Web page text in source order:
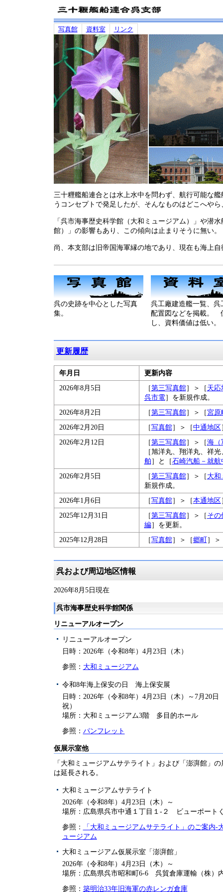
写真館 資料室 リンク
三十糎艦船連合とは水上水中を問わず、航行可能な艦
うコンセプトで発足したが、そんなものはどこへや
「呉市海事歴史科学館（大和ミュージアム）」や潜
館）」の影響もあり、この傾向は止まりそうに無い。
尚、本支部は旧帝国海軍縁の地であり、現在も海上
呉の史跡を中心とした写真
集。
呉工廠建造艦一覧、呉
配置図などを掲載。
し、資料価値は低い。
更新履歴
年月日
更新内容
2026年8月5日
［第三写真館］＞［天応
呉市電］を新規作成。
2026年8月2日
［第三写真館］＞［宮原
2026年2月20日
［写真館］＞［中通地区
2026年2月12日
［第三写真館］＞［海（
［旭洋丸、翔洋丸、祥
舶］と［石崎汽船－就航
2026年2月5日
［第三写真館］＞［大和
新規作成。
2026年1月6日
［写真館］＞［本通地区
2025年12月31日
［第三写真館］＞［その
編］を更新。
2025年12月28日
［写真館］＞［郷町］＞
呉および周辺地区情報
2026年8月5日現在
呉市海事歴史科学館関係
リニューアルオープン
リニューアルオープン
日時：2026年（令和8年）4月23日（木）
参照： 大和ミュージアム
令和8年海上保安の日 海上保安展
日時：2026年（令和8年）4月23日（木）～7月20日
祝）
場所：大和ミュージアム3階 多目的ホール
参照： パンフレット
仮展示室他
「大和ミュージアムサテライト」および「澎湃館」の
は延長される。
大和ミュージアムサテライト
2026年（令和8年）4月23日（木）～
場所：広島県呉市中通１丁目１-２ ビューポート
参照：
「大和ミュージアムサテライト」のご案内-
ュージアム
大和ミュージアム仮展示室「澎湃館」
2026年（令和8年）4月23日（木）～
場所：広島県呉市昭和町6-6 呉貿倉庫運輸（株）
参照： 築明治33年旧海軍の赤レンガ倉庫